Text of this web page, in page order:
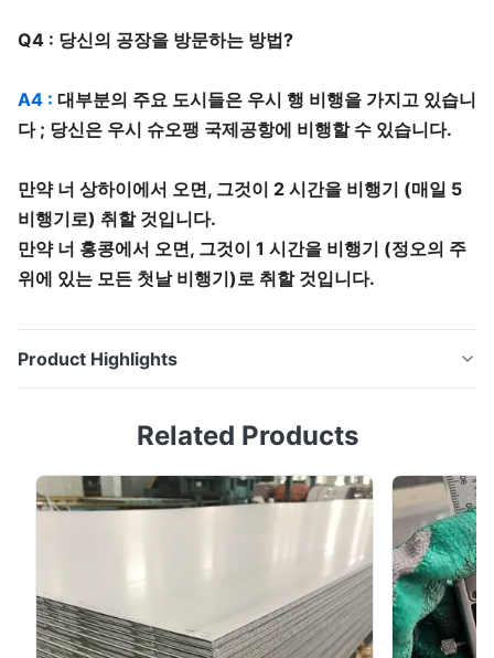
Q4 : 당신의 공장을 방문하는 방법?
A4 : 대부분의 주요 도시들은 우시 행 비행을 가지고 있습니
다 ; 당신은 우시 슈오팽 국제공항에 비행할 수 있습니다.
만약 너 상하이에서 오면, 그것이 2 시간을 비행기 (매일 5
비행기로) 취할 것입니다.
만약 너 홍콩에서 오면, 그것이 1 시간을 비행기 (정오의 주
위에 있는 모든 첫날 비행기)로 취할 것입니다.
Product Highlights
류 전기로 자극된 PPGL 시트 강철 코일 컬러 코팅 코일은
고 그리고 나서 구워지고 치료되는 표면 프리트리트먼트
(화학적 탈지와 화학전환 처리) 뒤에, 뜨거운 아연 도금 강
판, 뜨거운 알루미늄으로 입힌 아연판, 갈바니 전기화 시트,
기타 등등의 제품입니다. 색깔 코팅 코일의 단축형인 명명
된 유기계 도료 컬러 스틸 코일 보드의 다양한 다른 색으로
코팅됩니다기 때문에. 제품 설명 상품 이름 PPGI 강철 코일
Related Products